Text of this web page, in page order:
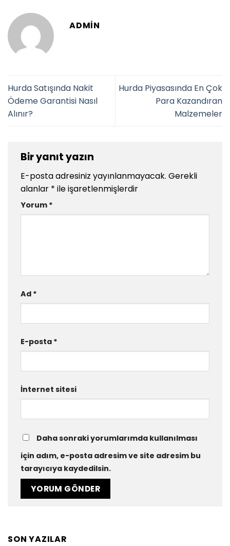
ADMIN
Hurda Satışında Nakit
Ödeme Garantisi Nasıl
Alınır?
Hurda Piyasasında En Çok
Para Kazandıran
Malzemeler
Bir yanıt yazın
E-posta adresiniz yayınlanmayacak. Gerekli
alanlar * ile işaretlenmişlerdir
Yorum *
Ad *
E-posta *
İnternet sitesi
Daha sonraki yorumlarımda kullanılması
için adım, e-posta adresim ve site adresim bu
tarayıcıya kaydedilsin.
SON YAZILAR